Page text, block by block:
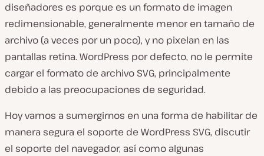
diseñadores es porque es un formato de imagen
redimensionable, generalmente menor en tamaño de
archivo (a veces por un poco), y no pixelan en las
pantallas retina. WordPress por defecto, no le permite
cargar el formato de archivo SVG, principalmente
debido a las preocupaciones de seguridad.
Hoy vamos a sumergirnos en una forma de habilitar de
manera segura el soporte de WordPress SVG, discutir
el soporte del navegador, así como algunas